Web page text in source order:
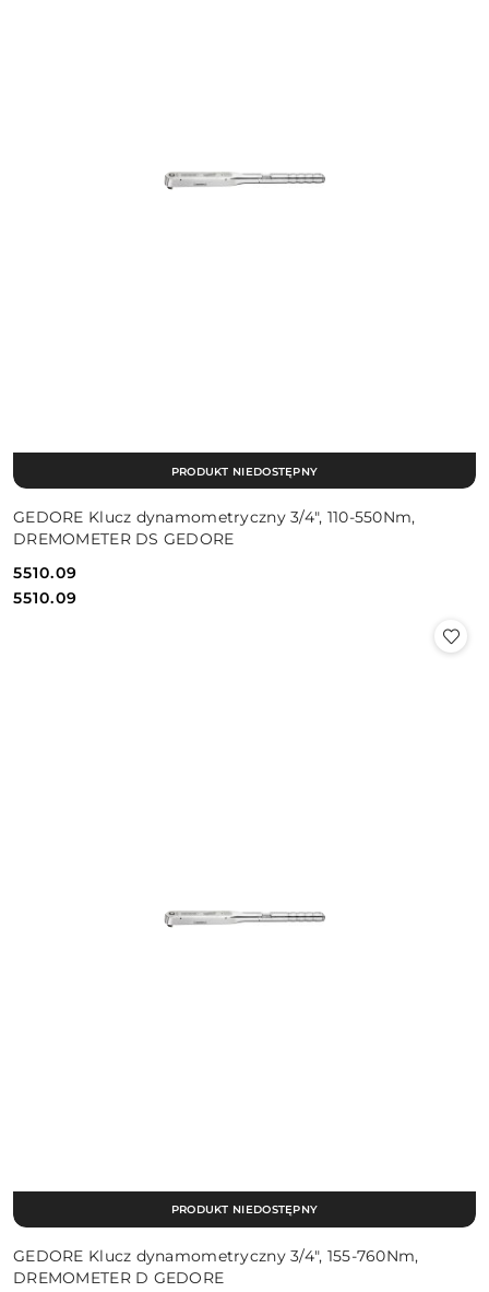
GEDORE Klucz dynamometryczny 3/4", 110-550Nm,
DREMOMETER DS GEDORE
Cena:
5510.09
Cena:
5510.09
PRODUKT NIEDOSTĘPNY
GEDORE Klucz dynamometryczny 3/4", 155-760Nm,
DREMOMETER D GEDORE
PRODUKT NIEDOSTĘPNY